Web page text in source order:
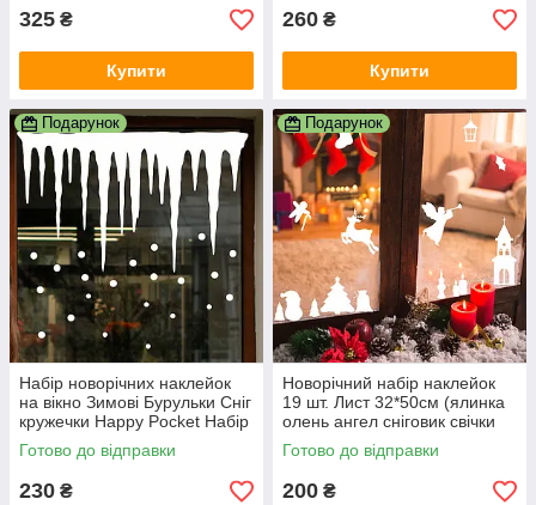
325 ₴
Купити
260 ₴
Купити
Подарунок
Набір новорічних наклейок
на вікно Зимові Бурульки Сніг
кружечки Happy Pocket Набір
S білий матовий (HP-150S-
010M)
Готово до відправки
230 ₴
Подарунок
Новорічний набір наклейок
19 шт. Лист 32*50см (ялинка
олень ангел сніговик свічки
декор новий рік) білі матові
Готово до відправки
200 ₴